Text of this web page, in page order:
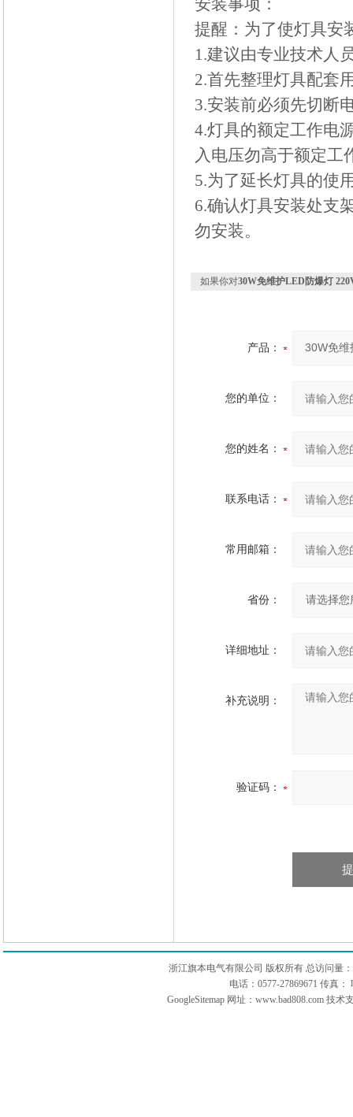
安装事项：
提醒：为了使灯具安
1.建议由专业技术人
2.首先整理灯具配套
3.安装前必须先切断
4.灯具的额定工作电
入电压勿高于额定工
5.为了延长灯具的使
6.确认灯具安装处支
勿安装。
如果你对30W免维护LED防爆灯
产品：
您的单位：
您的姓名：
联系电话：
常用邮箱：
省份：
详细地址：
补充说明：
验证码：
浙江旗本电气有限公司 版权所有 总访问量：
电话：0577-27869671 传真
GoogleSitemap 网址：www.bad808.com 技